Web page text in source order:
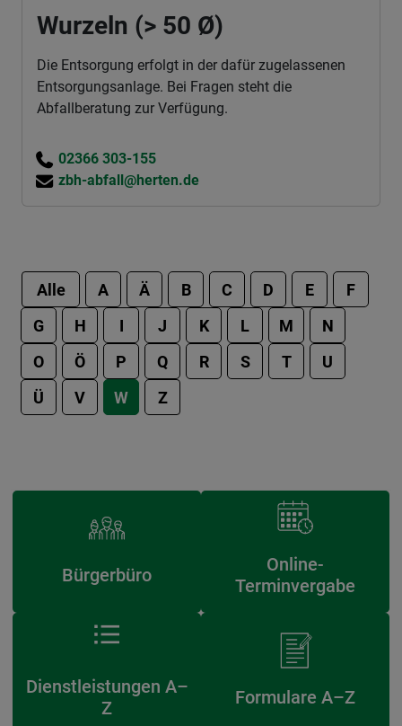
Wurzeln (> 50 Ø)
Die Entsorgung erfolgt in der dafür zugelassenen
Entsorgungsanlage. Bei Fragen steht die
Abfallberatung zur Verfügung.
02366 303-155
zbh-abfall@herten.de
Alle A Ä B C D E
F
G
H I J K L M
N
O
Ö P Q R S T
U
Ü
V W Z
Bürgerbüro
Online-
Terminvergabe
Dienstleistungen A–
Z
Formulare A–Z